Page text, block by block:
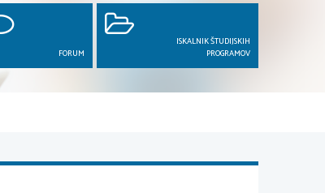
FORUM
ISKALNIK ŠTUDIJSKIH
PROGRAMOV